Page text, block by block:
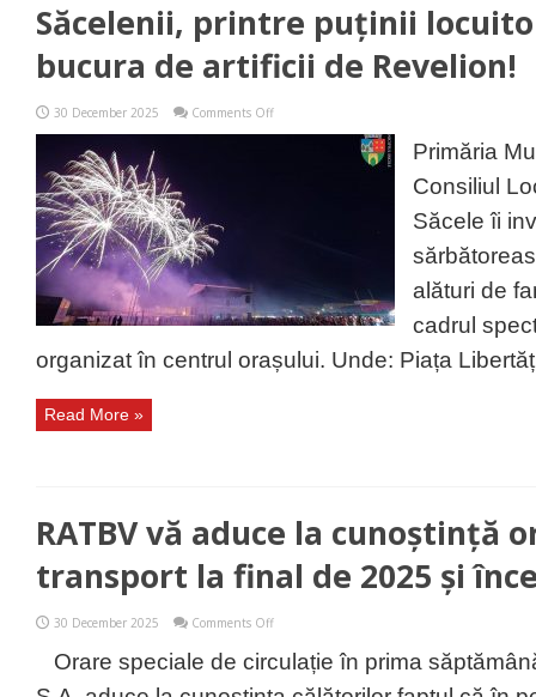
2026.
Săcelenii, printre puținii
bucura de artificii de Revelion!
30 December 2025 Comments Offon
de
Revelion!
Primăria
Consiliul
Săcele îi
alături de
cadrul
organizat în centrul orașului. Unde: Piața
Read More »
RATBV vă aduce la cunoștință
transport la final de 2025 și
30 December 2025 Comments Offon
vă
aduce
la
Orare speciale de circulație în prima